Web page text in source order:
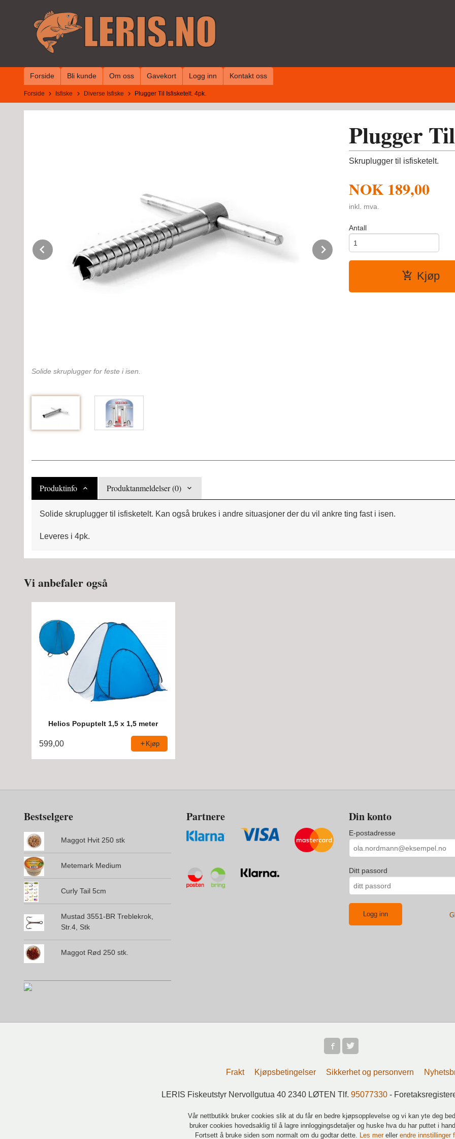
Forside Bli kunde Om oss Gavekort Logg inn Kontakt oss
Forside Isfiske Diverse Isfiske Plugger Til Isfisketelt. 4pk.
Solide skruplugger for feste i isen.
Next
Plugger
Skruplugger til isfisketelt.
NOK 189,00
inkl. mva.
Antall
Kjøp
Produktinfo Produktanmeldelser (0)
Solide skruplugger til isfisketelt. Kan også brukes i andre situasjoner der du vil ankre ting fast i isen.
Leveres i 4pk.
Vi anbefaler også
Helios Popuptelt 1,5 x 1,5 meter
599,00 Kjøp
Bestselgere
Maggot Hvit 250 stk
Metemark Medium
Curly Tail 5cm
Mustad 3551-BR Treblekrok,
Str.4, Stk
Maggot Rød 250 stk.
Partnere Din konto
E-postadresse
Ditt passord
Frakt Kjøpsbetingelser Sikkerhet og personvern
LERIS Fiskeutstyr Nervollgutua 40 2340 LØTEN Tlf. 95077330-
Vår nettbutikk bruker cookies slik at du får en bedre kjøpsopplevelse og vi kan yte deg
bruker cookies hovedsaklig til å lagre innloggingsdetaljer og huske hva du har puttet i
Fortsett å bruke siden som normalt om du godtar dette. Les mer eller endre innstillinger